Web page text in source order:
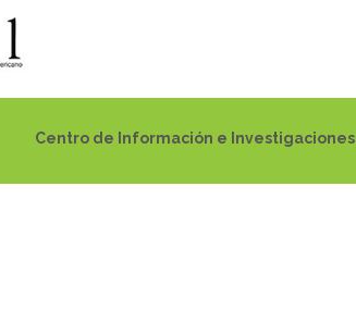
Centro de Información e Investigaciones